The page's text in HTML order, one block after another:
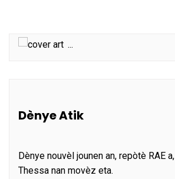
...
Dènye Atik
Dènye nouvèl jounen an, repòtè RAE
Thessa nan movèz eta.